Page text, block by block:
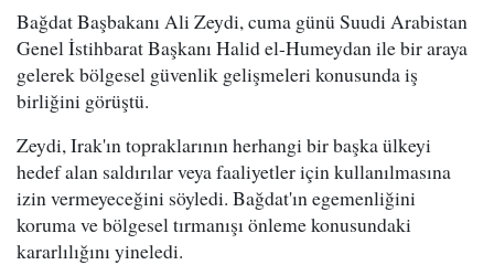
Bağdat Başbakanı Ali Zeydi, cuma günü Suudi Arabistan
Genel İstihbarat Başkanı Halid el-Humeydan ile bir araya
gelerek bölgesel güvenlik gelişmeleri konusunda iş
birliğini görüştü.
Zeydi, Irak'ın topraklarının herhangi bir başka ülkeyi
hedef alan saldırılar veya faaliyetler için kullanılmasına
izin vermeyeceğini söyledi. Bağdat'ın egemenliğini
koruma ve bölgesel tırmanışı önleme konusundaki
kararlılığını yineledi.